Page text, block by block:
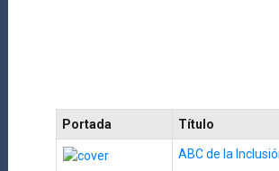
Portada Título
ABC de la